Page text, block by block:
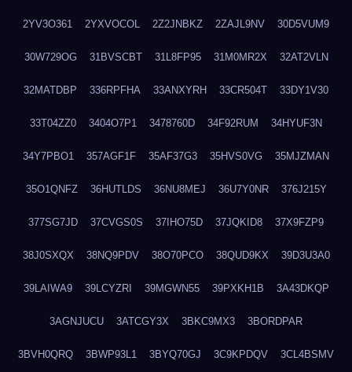
2YV3O361 2YXVOCOL 2Z2JNBKZ 2ZAJL9NV 30D5VUM9
30W729OG 31BVSCBT 31L8FP95 31M0MR2X 32AT2VLN
32MATDBP 336RPFHA 33ANXYRH 33CR504T 33DY1V30
33T04ZZ0 3404O7P1 3478760D 34F92RUM 34HYUF3N
34Y7PBO1 357AGF1F 35AF37G3 35HVS0VG 35MJZMAN
35O1QNFZ 36HUTLDS 36NU8MEJ 36U7Y0NR 376J215Y
377SG7JD 37CVGS0S 37IHO75D 37JQKID8 37X9FZP9
38J0SXQX 38NQ9PDV 38O70PCO 38QUD9KX 39D3U3A0
39LAIWA9 39LCYZRI 39MGWN55 39PXKH1B 3A43DKQP
3AGNJUCU 3ATCGY3X 3BKC9MX3 3BORDPAR
3BVH0QRQ 3BWP93L1 3BYQ70GJ 3C9KPDQV 3CL4BSMV